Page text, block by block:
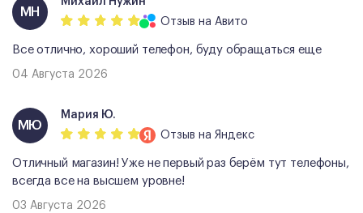
МН
Отзыв на Авито
Все отлично, хороший телефон, буду обращаться еще
04 Августа 2026
МЮ
Мария Ю.
Отзыв на Яндекс
Отличный магазин! Уже не первый раз берём тут телефоны,
всегда все на высшем уровне!
03 Августа 2026